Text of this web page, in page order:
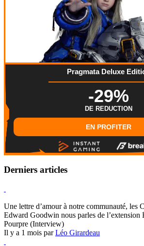
Pragmata Deluxe
-29%
DE REDUCTION
EN PROFITER
Derniers articles
Une lettre d’amour à notre communauté, les
Edward Goodwin nous parles de l’extension
Pourpre (Interview)
Il y a 1 mois parLéo Girardeau